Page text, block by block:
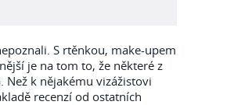
S rtěnkou, make-upem
je na tom to, že některé z
k nějakému vizážistovi
recenzí od ostatních